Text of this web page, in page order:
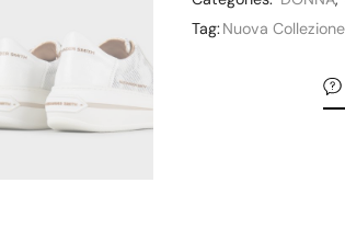
Tag:Nuova Collezione